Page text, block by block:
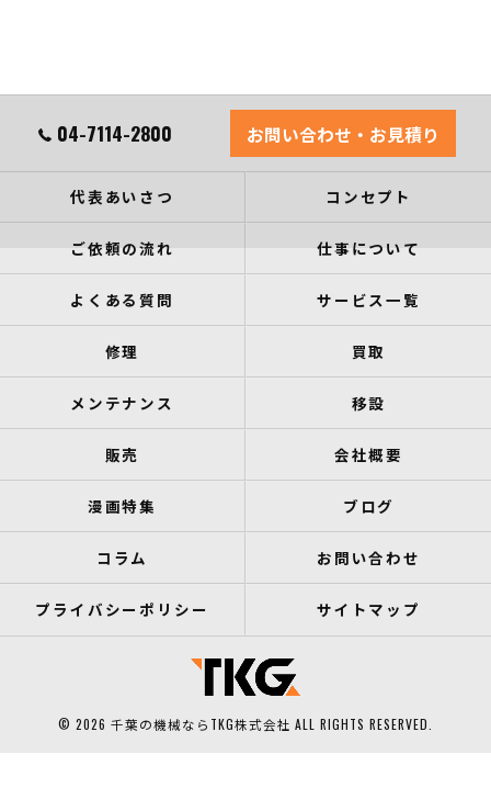
04-7114-2800 お問い合わせ・お見積り
代表あいさつ コンセプト
ご依頼の流れ 仕事について
よくある質問 サービス一覧
修理 買取
メンテナンス 移設
販売 会社概要
漫画特集 ブログ
コラム お問い合わせ
プライバシーポリシー サイトマップ
© 2026 千葉の機械ならTKG株式会社 ALL RIGHTS RESERVED.